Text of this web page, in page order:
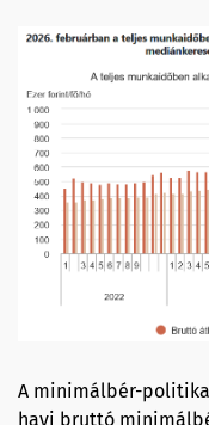
A minimálbér-
havi bruttó